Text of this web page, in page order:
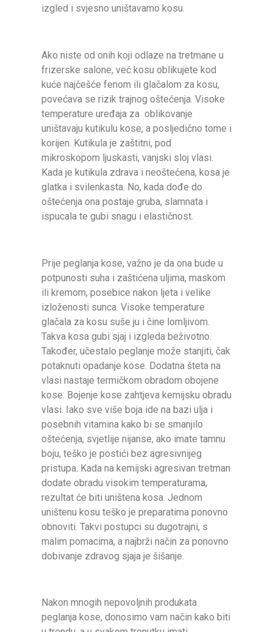
izgled i svjesno uništavamo kosu.
Ako niste od onih koji odlaze na tretmane u
frizerske salone, već kosu oblikujete kod
kuće najčešće fenom ili glačalom za kosu,
povećava se rizik trajnog oštećenja. Visoke
temperature uređaja za oblikovanje
uništavaju kutikulu kose, a posljedično tome i
korijen. Kutikula je zaštitni, pod
mikroskopom ljuskasti, vanjski sloj vlasi.
Kada je kutikula zdrava i neoštećena, kosa je
glatka i svilenkasta. No, kada dođe do
oštećenja ona postaje gruba, slamnata i
ispucala te gubi snagu i elastičnost.
Prije peglanja kose, važno je da ona bude u
potpunosti suha i zaštićena uljima, maskom
ili kremom, posebice nakon ljeta i velike
izloženosti sunca. Visoke temperature
glačala za kosu suše ju i čine lomljivom.
Takva kosa gubi sjaj i izgleda beživotno.
Također, učestalo peglanje može stanjiti, čak
potaknuti opadanje kose. Dodatna šteta na
vlasi nastaje termičkom obradom obojene
kose. Bojenje kose zahtjeva kemijsku obradu
vlasi. Iako sve više boja ide na bazi ulja i
posebnih vitamina kako bi se smanjilo
oštećenja, svjetlije nijanse, ako imate tamnu
boju, teško je postići bez agresivnijeg
pristupa. Kada na kemijski agresivan tretman
dodate obradu visokim temperaturama,
rezultat će biti uništena kosa. Jednom
uništenu kosu teško je preparatima ponovno
obnoviti. Takvi postupci su dugotrajni, s
malim pomacima, a najbrži način za ponovno
dobivanje zdravog sjaja je šišanje.
Nakon mnogih nepovoljnih produkata
peglanja kose, donosimo vam način kako biti